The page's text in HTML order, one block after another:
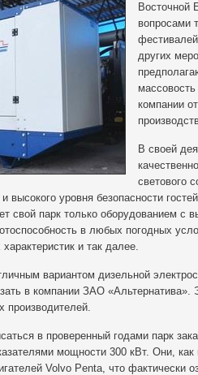
Восточной
вопросами
других
компании
В своей
светового
и высокого уровня безопасности
свой парк только оборудованием с
в любых погодных
и так далее.
вариантом дизельной
в компании ЗАО «Альтернатива».
производителей.
в проверенный годами парк
мощности 300 кВт. Они,
Volvo Penta, что фактически